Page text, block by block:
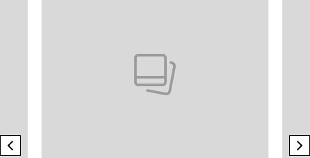
previous element